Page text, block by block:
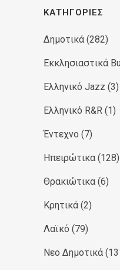
ΚΑΤΗΓΟΡΊΕΣ
Δημοτικά (282)
Εκκλησιαστικά
Ελληνικό Jazz (3)
Ελληνικό R&R (1)
Έντεχνο (7)
Ηπειρώτικα (128)
Θρακιώτικα (6)
Κρητικά (2)
Λαϊκό (79)
Νεο Δημοτικά